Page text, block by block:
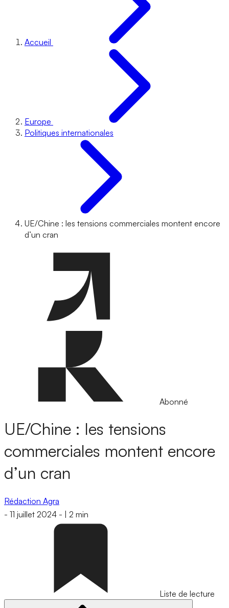
Accueil
Europe
Politiques internationales
UE/Chine : les tensions commerciales montent encore
d’un cran
Abonné
UE/Chine : les tensions
commerciales montent encore
d’un cran
Rédaction Agra
- 11 juillet 2024 - 2 min
Liste de lecture